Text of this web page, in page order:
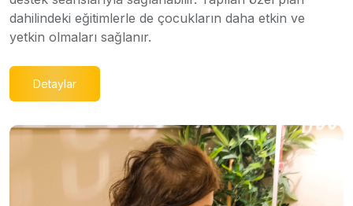
dahilindeki eğitimlerle de çocukların daha etkin ve
yetkin olmaları sağlanır.
Detaylar